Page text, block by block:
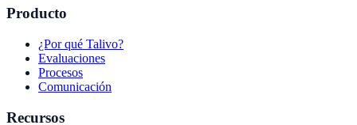
Producto
¿Por qué Talivo?
Evaluaciones
Procesos
Comunicación
Recursos